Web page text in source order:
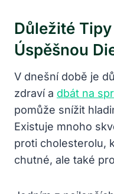
Důležité
Úspěšnou
V dnešní době je​
zdraví ‍a dbát na
‌pomůže snížit
Existuje​ mnoho
proti⁢ cholesterolu,⁤
‌chutné, ale také⁣